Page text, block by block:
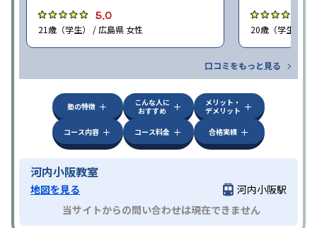
5.0
21歳（学生） / 広島県 女性 20歳（学生） /
口コミをもっと見る
塾の特徴
こんな人に
おすすめ
メリット・
デメリット
コース内容
コース料金 合格実績
河内小阪教室
地図を見る
河内小阪駅
当サイトからの問い合わせは現在できません